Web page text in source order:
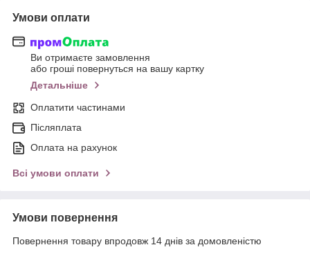
Умови оплати
Ви отримаєте замовлення
або гроші повернуться на вашу картку
Детальніше
Оплатити частинами
Післяплата
Оплата на рахунок
Всі умови оплати
Умови повернення
Повернення товару впродовж 14 днів за домовленістю